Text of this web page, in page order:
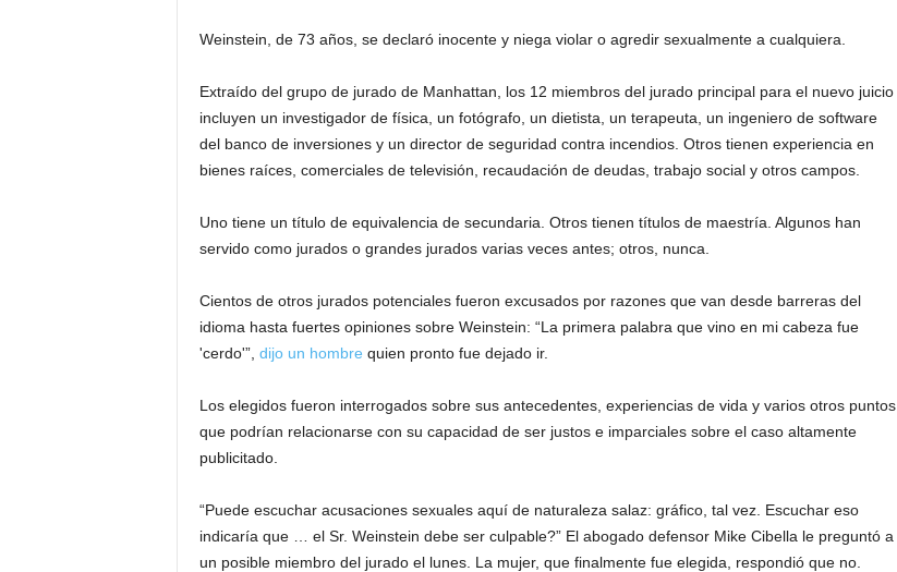
Weinstein, de 73 años, se declaró inocente y niega violar o agredir sexualmente a cualquiera.
Extraído del grupo de jurado de Manhattan, los 12 miembros del jurado principal para el nuevo juicio
incluyen un investigador de física, un fotógrafo, un dietista, un terapeuta, un ingeniero de software
del banco de inversiones y un director de seguridad contra incendios. Otros tienen experiencia en
bienes raíces, comerciales de televisión, recaudación de deudas, trabajo social y otros campos.
Uno tiene un título de equivalencia de secundaria. Otros tienen títulos de maestría. Algunos han
servido como jurados o grandes jurados varias veces antes; otros, nunca.
Cientos de otros jurados potenciales fueron excusados ​​por razones que van desde barreras del
idioma hasta fuertes opiniones sobre Weinstein: “La primera palabra que vino en mi cabeza fue
'cerdo'”, dijo un hombre quien pronto fue dejado ir.
Los elegidos fueron interrogados sobre sus antecedentes, experiencias de vida y varios otros puntos
que podrían relacionarse con su capacidad de ser justos e imparciales sobre el caso altamente
publicitado.
“Puede escuchar acusaciones sexuales aquí de naturaleza salaz: gráfico, tal vez. Escuchar eso
indicaría que … el Sr. Weinstein debe ser culpable?” El abogado defensor Mike Cibella le preguntó a
un posible miembro del jurado el lunes. La mujer, que finalmente fue elegida, respondió que no.